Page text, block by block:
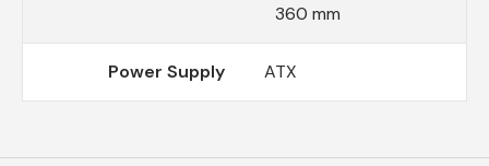
360 mm
Power Supply ATX